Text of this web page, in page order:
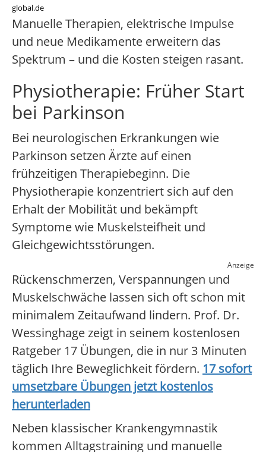
global.de
Manuelle Therapien, elektrische Impulse
und neue Medikamente erweitern das
Spektrum – und die Kosten steigen rasant.
Physiotherapie: Früher Start
bei Parkinson
Bei neurologischen Erkrankungen wie
Parkinson setzen Ärzte auf einen
frühzeitigen Therapiebeginn. Die
Physiotherapie konzentriert sich auf den
Erhalt der Mobilität und bekämpft
Symptome wie Muskelsteifheit und
Gleichgewichtsstörungen.
Anzeige
Rückenschmerzen, Verspannungen und
Muskelschwäche lassen sich oft schon mit
minimalem Zeitaufwand lindern. Prof. Dr.
Wessinghage zeigt in seinem kostenlosen
Ratgeber 17 Übungen, die in nur 3 Minuten
täglich Ihre Beweglichkeit fördern. 17 sofort
umsetzbare Übungen jetzt kostenlos
herunterladen
Neben klassischer Krankengymnastik
kommen Alltagstraining und manuelle